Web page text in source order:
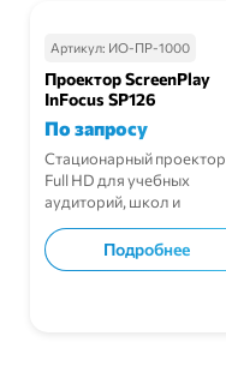
Артикул: ИО-ПР-1000
Проектор ScreenPlay
InFocus SP126
По запросу
Стационарный проектор
Full HD для учебных
аудиторий, школ и
конференций.
Подробнее